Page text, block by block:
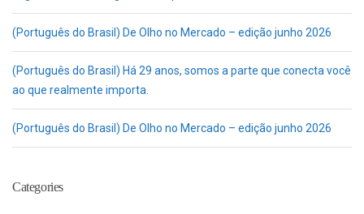
(Português do Brasil) De Olho no Mercado – edição junho 2026
(Português do Brasil) Há 29 anos, somos a parte que conecta você
ao que realmente importa.
(Português do Brasil) De Olho no Mercado – edição junho 2026
Categories